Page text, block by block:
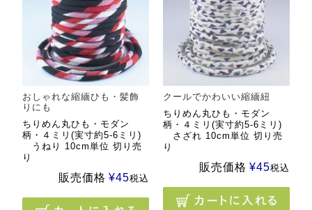
おしゃれな縮緬ひも・髪飾
りにも
ちりめん丸ひも・モダン
柄・４ミリ(実寸約5-6ミリ)
うねり 10cm単位 切り売
り
販売価格 ¥45税込
クールでかわいい縮緬紐
ちりめん丸ひも・モダン
柄・４ミリ(実寸約5-6ミリ)
さざれ 10cm単位 切り売
り
販売価格 ¥45税込